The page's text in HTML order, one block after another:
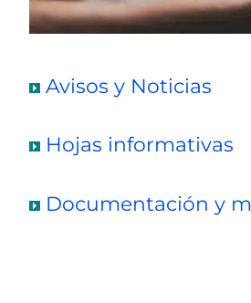
Avisos y Noticias
Hojas informativas
Documentación y